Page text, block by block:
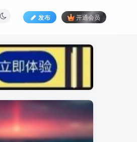
发布 开通会员
黑科技 黑神话
兽亚服(0) 魔兽(1)
骚气语音包
餐饮人(1) 餐饮(3)
水教程(0) 风水(1)